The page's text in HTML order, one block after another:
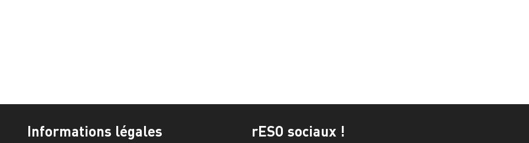
Informations légales rESO sociaux !